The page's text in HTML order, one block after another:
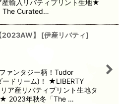
輸入リバティプリント生地★
The Curated…
】 [伊産リバティ]
ァンタジー柄！Tudor
ードリーム)！ ★LIBERTY
ア産リバティプリント生地タ
★ 2023年秋冬「The …